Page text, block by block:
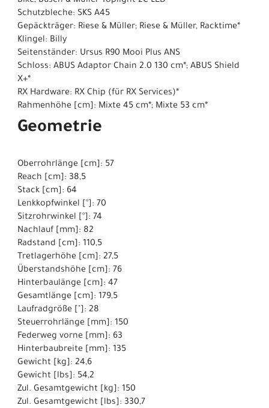
Schutzbleche: SKS A45
Gepäckträger: Riese & Müller; Riese & Müller, Racktime*
Klingel: Billy
Seitenständer: Ursus R90 Mooi Plus ANS
Schloss: ABUS Adaptor Chain 2.0 130 cm*; ABUS Shield
X+*
RX Hardware: RX Chip (für RX Services)*
Rahmenhöhe [cm]: Mixte 45 cm*; Mixte 53 cm*
Geometrie
Oberrohrlänge [cm]: 57
Reach [cm]: 38,5
Stack [cm]: 64
Lenkkopfwinkel [°]: 70
Sitzrohrwinkel [°]: 74
Nachlauf [mm]: 82
Radstand [cm]: 110,5
Tretlagerhöhe [cm]: 27,5
Überstandshöhe [cm]: 76
Hinterbaulänge [cm]: 47
Gesamtlänge [cm]: 179,5
Laufradgröße ["]: 28
Steuerrohrlänge [mm]: 150
Federweg vorne [mm]: 63
Hinterbaubreite [mm]: 135
Gewicht [kg]: 24,6
Gewicht [lbs]: 54,2
Zul. Gesamtgewicht [kg]: 150
Zul. Gesamtgewicht [lbs]: 330,7